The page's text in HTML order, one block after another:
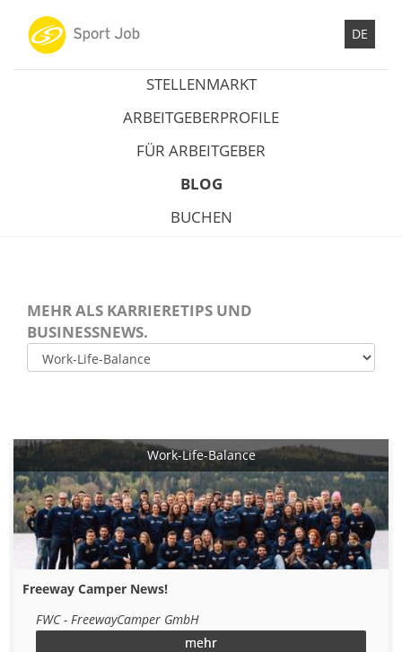
DE
STELLENMARKT
ARBEITGEBERPROFILE
FÜR ARBEITGEBER
BLOG
BUCHEN
MEHR ALS KARRIERETIPS UND
BUSINESSNEWS.
Work-Life-Balance
Freeway Camper News!
FWC - FreewayCamper GmbH
mehr